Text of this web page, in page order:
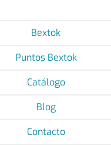
Bextok
Puntos Bextok
Catálogo
Blog
Contacto